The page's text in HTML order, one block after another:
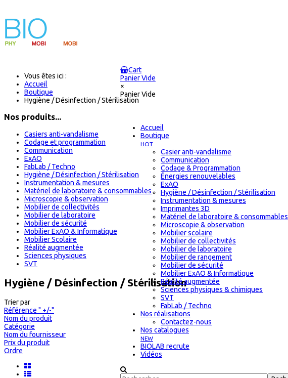
Cart
Panier Vide
×
Panier Vide
Accueil
Boutique
HOT
Casier anti-vandalisme
Communication
Codage & Programmation
Énergies renouvelables
ExAO
Hygiène / Désinfection / Stérilisation
Instrumentation & mesures
Imprimantes 3D
Matériel de laboratoire & consommables
Microscopie & observation
Mobilier scolaire
Mobilier de collectivités
Mobilier de laboratoire
Mobilier de rangement
Mobilier de sécurité
Mobilier ExAO & Informatique
Réalité augmentée
Sciences physiques & chimiques
SVT
FabLab / Techno
Nos réalisations
Contactez-nous
Nos catalogues
NEW
BIOLAB recrute
Vidéos
Vous êtes ici :
Accueil
Boutique
Hygiène / Désinfection / Stérilisation
Nos produits...
Casiers anti-vandalisme
Codage et programmation
Communication
ExAO
FabLab / Techno
Hygiène / Désinfection / Stérilisation
Instrumentation & mesures
Matériel de laboratoire & consommables
Microscopie & observation
Mobilier de collectivités
Mobilier de laboratoire
Mobilier de sécurité
Mobilier ExAO & Informatique
Mobilier Scolaire
Réalité augmentée
Sciences physiques
SVT
Hygiène / Désinfection / Stérilisation
Trier par
Référence " +/-"
Nom du produit
Catégorie
Nom du fournisseur
Prix du produit
Ordre